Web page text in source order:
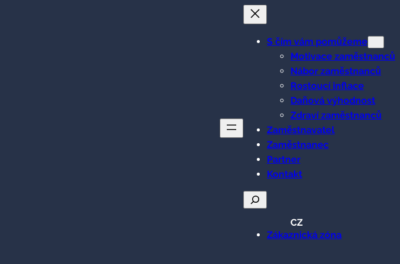
S čím vám pomůžeme
Motivace zaměstnanců
Nábor zaměstnanců
Rostoucí inflace
Daňová výhodnost
Zdraví zaměstnanců
Zaměstnavatel
Zaměstnanec
Partner
Kontakt
Hledat
CZ
Zákaznická zóna